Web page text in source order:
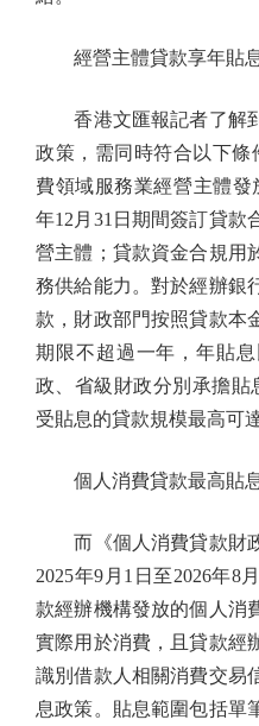
經營主體貸款享年貼
香港文匯報記者了解到
政策，需同時符合以下條
費領域服務業經營主體發
年12月31日期間簽訂貸款
營主體；貸款資金合規用
務供給能力。對於經辦銀
款，財政部門按照貸款本
期限不超過一年，年貼
政、省級財政分別承擔貼
受貼息的貸款規模最高可
個人消費貸款最高貼
而《個人消費貸款財政
2025年9月1日至2026年8
款經辦機構發放的個人消
實際用於消費，且貸款經
識別借款人相關消費交易
息政策。貼息範圍包括單